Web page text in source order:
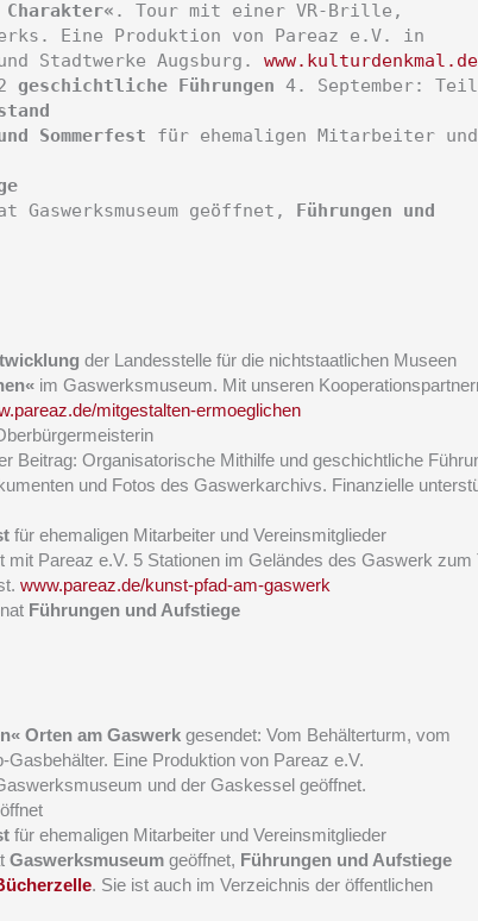
. Tour mit einer VR-Brille,
Eine Produktion von Pareaz e.V. in
Stadtwerke Augsburg. www.kulturdenkmal.de
geschichtliche Führungen 4. September:
Sommerfest für ehemaligen Mitarbeiter und
geöffnet, Führungen und
der Landesstelle für die nichtstaatlichen Museen
im Gaswerksmuseum. Mit unseren
mitgestalten-ermoeglichen
Beitrag: Organisatorische Mithilfe und geschichtliche
und Fotos des Gaswerkarchivs. Finanzielle
für ehemaligen Mitarbeiter und Vereinsmitglieder
mit Pareaz e.V. 5 Stationen im Geländes des Gaswerk zum
www.pareaz.de/kunst-pfad-am-gaswerk
Führungen und Aufstiege
Orten am Gaswerk gesendet: Vom Behälterturm, vom
Eine Produktion von Pareaz e.V.
und der Gaskessel geöffnet.
für ehemaligen Mitarbeiter und Vereinsmitglieder
Gaswerksmuseum geöffnet, Führungen und Aufstiege
. Sie ist auch im Verzeichnis der öffentlichen